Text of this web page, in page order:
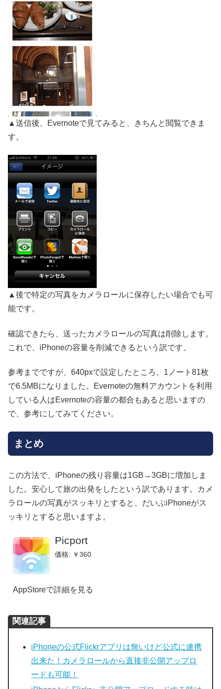
▲送信後、Evernoteで見てみると、きちんと閲覧できま
す。
▲後で特定の写真をカメラロールに保存したい場合でも可
能です。
確認できたら、送ったカメラロールの写真は削除します。
これで、iPhoneの容量を削減できるという訳です。
参考までですが、640pxで設定したところ、1ノート81枚
で6.5MBになりました。Evernoteの無料アカウントを利用
している人はEvernoteの容量の都合もあると思いますの
で、参考にしてみてください。
まとめ
この方法で、iPhoneの残り容量は1GB→3GBに増加しま
した。安心して旅の出発をしたという訳であります。カメ
ラロールの写真がスッキリとすると、だいぶiPhoneがス
ッキリとすると思いますよ。
Picport
価格: ￥360
AppStoreで詳細を見る
関連記事
iPhoneの公式Flickrアプリは無いけど公式に連携
出来た！カメラロールから直接非公開アップロ
ードも可能！